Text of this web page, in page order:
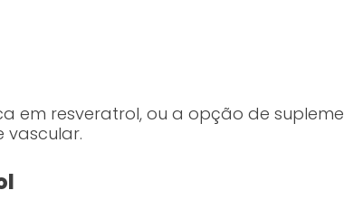
em resveratrol, ou a opção de